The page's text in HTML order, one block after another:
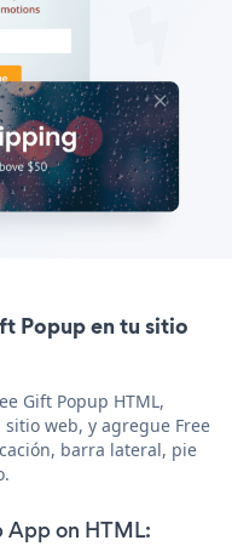
Popup en tu sitio
Gift Popup HTML,
web, y agregue Free
barra lateral, pie
App on HTML: